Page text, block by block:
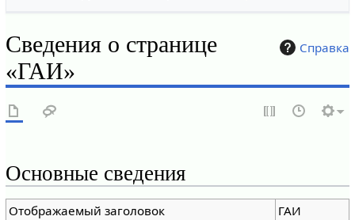
Справка
Сведения о странице
«ГАИ»
Основные сведения
Отображаемый заголовок
ГАИ